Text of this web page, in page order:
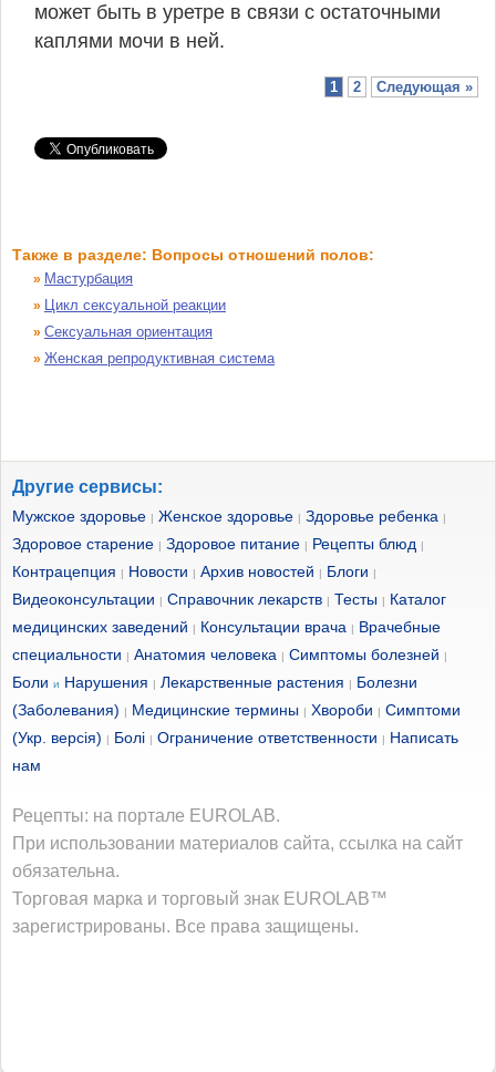
может быть в уретре в связи с остаточными
каплями мочи в ней.
1 2 Следующая »
Также в разделе: Вопросы отношений полов:
» Мастурбация
» Цикл сексуальной реакции
» Сексуальная ориентация
» Женская репродуктивная система
Другие сервисы:
Мужское здоровье | Женское здоровье | Здоровье ребенка |
Здоровое старение | Здоровое питание | Рецепты блюд |
Контрацепция | Новости | Архив новостей | Блоги |
Видеоконсультации | Справочник лекарств | Тесты | Каталог
медицинских заведений | Консультации врача | Врачебные
специальности | Анатомия человека | Симптомы болезней |
Боли и Нарушения | Лекарственные растения | Болезни
(Заболевания) | Медицинские термины | Хвороби | Симптоми
(Укр. версія) | Болі | Ограничение ответственности | Написать
нам
Рецепты: на портале EUROLAB.
При использовании материалов сайта, ссылка на сайт
обязательна.
Торговая марка и торговый знак EUROLAB™
зарегистрированы. Все права защищены.